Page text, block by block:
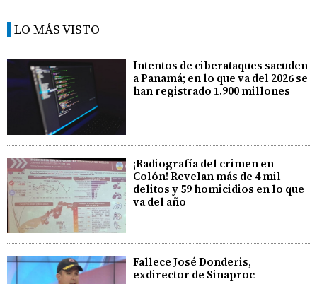
LO MÁS VISTO
Intentos de ciberataques sacuden
a Panamá; en lo que va del 2026 se
han registrado 1.900 millones
¡Radiografía del crimen en
Colón! Revelan más de 4 mil
delitos y 59 homicidios en lo que
va del año
Fallece José Donderis,
exdirector de Sinaproc